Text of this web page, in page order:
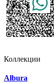
Коллекции
Albura